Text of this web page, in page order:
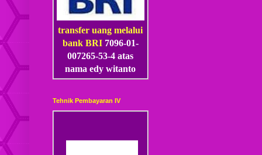
transfer uang melalui
bank BRI 7096-01-
007265-53-4 atas
nama edy witanto
Tehnik Pembayaran IV